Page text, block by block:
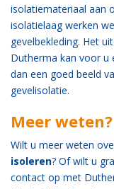
isolatiemateriaal aan
isolatielaag werken
gevelbekleding. Het
Dutherma kan voor u
dan een goed beeld
gevelisolatie.
Meer weten?
Wilt u meer weten
isoleren? Of wilt u
contact op met